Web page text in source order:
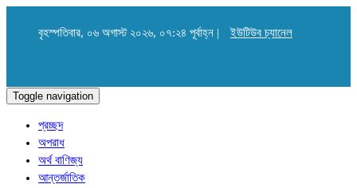
বৃহস্পতিবার, ০৬ অগাস্ট ২০২৬, ০৭:২৪ পূর্বাহ্ন | ইউটিউব চ্যানেল
Toggle navigation
প্রচ্ছদ
অপরাধ
অর্থ বাণিজ্য
আন্তর্জাতিক